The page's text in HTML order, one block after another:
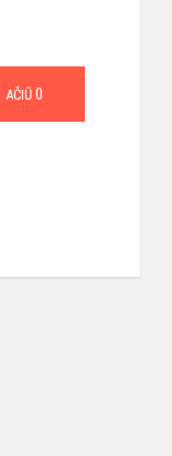
AČIŪ 0